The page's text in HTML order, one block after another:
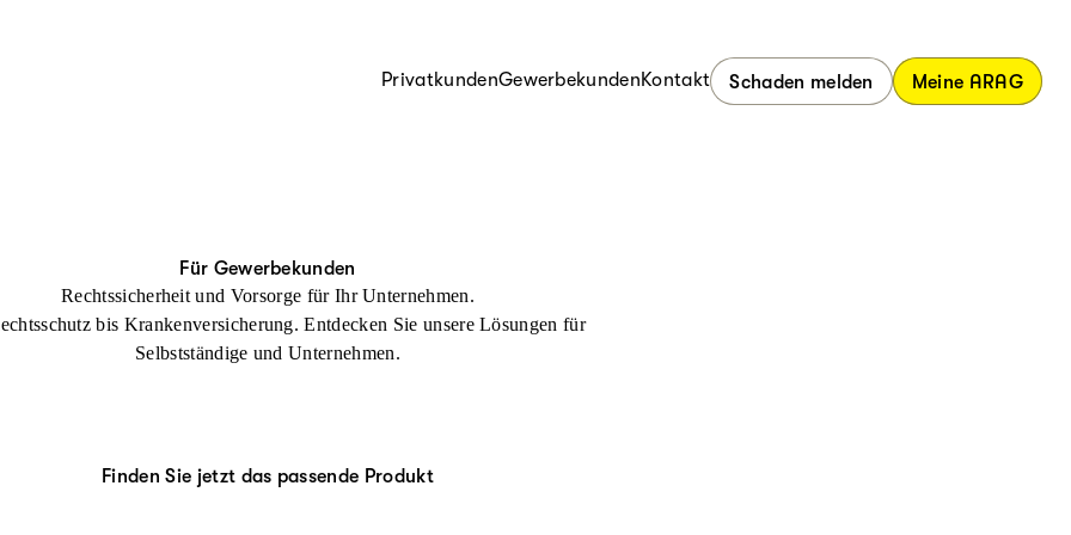
PrivatkundenGewerbekundenKontakt Schaden melden Meine ARAG
Für Gewerbekunden
Rechtssicherheit und Vorsorge für Ihr Unternehmen.
bis Krankenversicherung. Entdecken Sie unsere Lösungen für
Selbstständige und Unternehmen.
Finden Sie jetzt das passende Produkt